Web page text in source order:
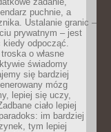
puchnie, a
Ustalanie granic –
prywatnym – jest
kiedy odpocząć.
o własne
świadomy
się bardziej
mózg
lepiej się uczy,
ciało lepiej
im bardziej
tym lepiej